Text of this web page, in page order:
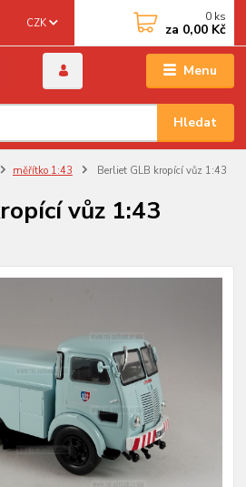
Menu
CZK
Hledat
0 ks
za 0,00 Kč
měřítko 1:43 Berliet GLB kropící vůz 1:43
vůz 1:43